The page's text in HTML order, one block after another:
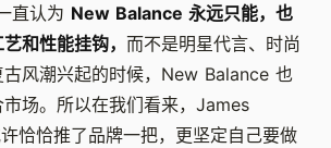
直认为 New Balance 永远只能，也
和性能挂钩， 而不是明星代言、时尚
风潮兴起的时候，New Balance 也
场。所以在我们看来，James
恰恰推了品牌一把，更坚定自己要做